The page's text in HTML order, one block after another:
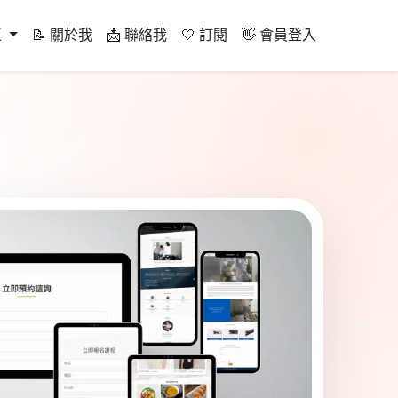
📝 關於我 📩 聯絡我 🤍 訂閱 👋 會員登入